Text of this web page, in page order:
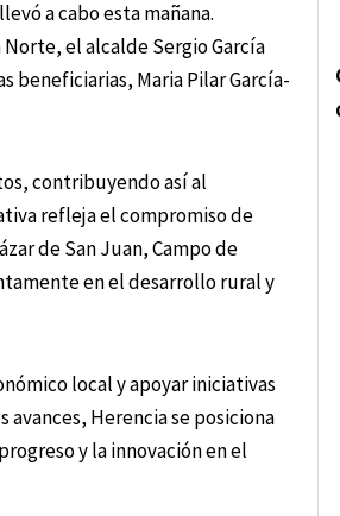
a cabo esta mañana.
el alcalde Sergio García
beneficiarias, Maria Pilar García-
contribuyendo así al
refleja el compromiso de
de San Juan, Campo de
en el desarrollo rural y
local y apoyar iniciativas
Herencia se posiciona
y la innovación en el